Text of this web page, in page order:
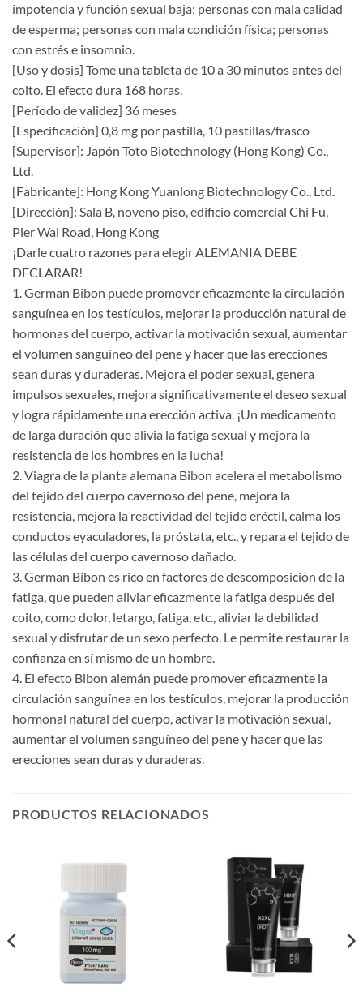
impotencia y función sexual baja; personas con mala calidad
de esperma; personas con mala condición física; personas
con estrés e insomnio.
[Uso y dosis] Tome una tableta de 10 a 30 minutos antes del
coito. El efecto dura 168 horas.
[Período de validez] 36 meses
[Especificación] 0,8 mg por pastilla, 10 pastillas/frasco
[Supervisor]: Japón Toto Biotechnology (Hong Kong) Co.,
Ltd.
[Fabricante]: Hong Kong Yuanlong Biotechnology Co., Ltd.
[Dirección]: Sala B, noveno piso, edificio comercial Chi Fu,
Pier Wai Road, Hong Kong
¡Darle cuatro razones para elegir ALEMANIA DEBE
DECLARAR!
1. German Bibon puede promover eficazmente la circulación
sanguínea en los testículos, mejorar la producción natural de
hormonas del cuerpo, activar la motivación sexual, aumentar
el volumen sanguíneo del pene y hacer que las erecciones
sean duras y duraderas. Mejora el poder sexual, genera
impulsos sexuales, mejora significativamente el deseo sexual
y logra rápidamente una erección activa. ¡Un medicamento
de larga duración que alivia la fatiga sexual y mejora la
resistencia de los hombres en la lucha!
2. Viagra de la planta alemana Bibon acelera el metabolismo
del tejido del cuerpo cavernoso del pene, mejora la
resistencia, mejora la reactividad del tejido eréctil, calma los
conductos eyaculadores, la próstata, etc., y repara el tejido de
las células del cuerpo cavernoso dañado.
3. German Bibon es rico en factores de descomposición de la
fatiga, que pueden aliviar eficazmente la fatiga después del
coito, como dolor, letargo, fatiga, etc., aliviar la debilidad
sexual y disfrutar de un sexo perfecto. Le permite restaurar la
confianza en sí mismo de un hombre.
4. El efecto Bibon alemán puede promover eficazmente la
circulación sanguínea en los testículos, mejorar la producción
hormonal natural del cuerpo, activar la motivación sexual,
aumentar el volumen sanguíneo del pene y hacer que las
erecciones sean duras y duraderas.
PRODUCTOS RELACIONADOS